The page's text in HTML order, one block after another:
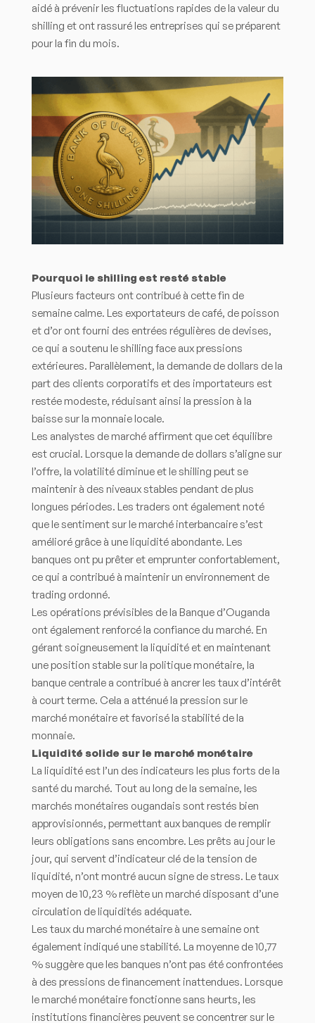
aidé à prévenir les fluctuations rapides de la valeur du
shilling et ont rassuré les entreprises qui se préparent
pour la fin du mois.
Pourquoi le shilling est resté stable
Plusieurs facteurs ont contribué à cette fin de
semaine calme. Les exportateurs de café, de poisson
et d’or ont fourni des entrées régulières de devises,
ce qui a soutenu le shilling face aux pressions
extérieures. Parallèlement, la demande de dollars de la
part des clients corporatifs et des importateurs est
restée modeste, réduisant ainsi la pression à la
baisse sur la monnaie locale.
Les analystes de marché affirment que cet équilibre
est crucial. Lorsque la demande de dollars s’aligne sur
l’offre, la volatilité diminue et le shilling peut se
maintenir à des niveaux stables pendant de plus
longues périodes. Les traders ont également noté
que le sentiment sur le marché interbancaire s’est
amélioré grâce à une liquidité abondante. Les
banques ont pu prêter et emprunter confortablement,
ce qui a contribué à maintenir un environnement de
trading ordonné.
Les opérations prévisibles de la Banque d’Ouganda
ont également renforcé la confiance du marché. En
gérant soigneusement la liquidité et en maintenant
une position stable sur la politique monétaire, la
banque centrale a contribué à ancrer les taux d’intérêt
à court terme. Cela a atténué la pression sur le
marché monétaire et favorisé la stabilité de la
monnaie.
Liquidité solide sur le marché monétaire
La liquidité est l’un des indicateurs les plus forts de la
santé du marché. Tout au long de la semaine, les
marchés monétaires ougandais sont restés bien
approvisionnés, permettant aux banques de remplir
leurs obligations sans encombre. Les prêts au jour le
jour, qui servent d’indicateur clé de la tension de
liquidité, n’ont montré aucun signe de stress. Le taux
moyen de 10,23 % reflète un marché disposant d’une
circulation de liquidités adéquate.
Les taux du marché monétaire à une semaine ont
également indiqué une stabilité. La moyenne de 10,77
% suggère que les banques n’ont pas été confrontées
à des pressions de financement inattendues. Lorsque
le marché monétaire fonctionne sans heurts, les
institutions financières peuvent se concentrer sur le